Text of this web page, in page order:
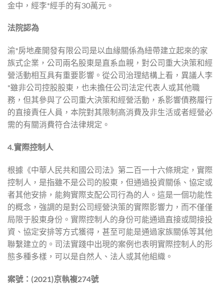
金中，經李*經手的有30萬元。
法院認為
渝*房地產開發有限公司是以血緣關係為紐帶建立起來的家
族式企業，公司兩名股東是直系血親，對公司重大決策和經
營活動相互具有重要影響。從公司治理結構上看，異議人李
*雖非公司控股股東，也未擔任公司法定代表人或其他職
務，但其參與了公司重大決策和經營活動，系影響債務履行
的直接責任人員，本院對其限制高消費及非生活或者經營必
需的有關消費符合法律規定。
4.實際控制人
根據《中華人民共和國公司法》第二百一十六條規定，實際
控制人，是指雖不是公司的股東，但通過投資關係、協定或
者其他安排，能夠實際支配公司行為的人。這是一個功能性
的概念，強調的是對公司經營決策的實際影響力，而不僅僅
局限于股東身份。實際控制人的身份可能通過直接或間接投
資、協定安排等方式獲得，甚至可能是通過家族關係等其他
聯繫建立的。司法實踐中出現的案例也表明實際控制人的形
態多種多樣，可以是自然人、法人或其他組織。
案號： (2021)京執複274號